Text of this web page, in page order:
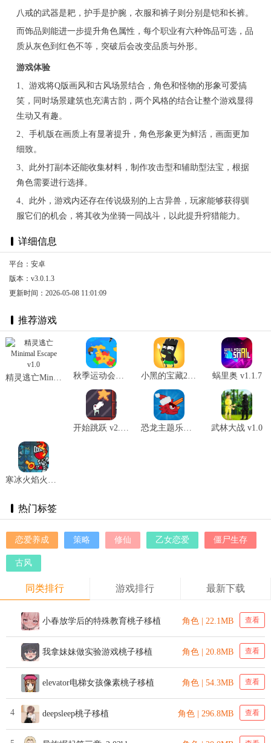
八戒的武器是耙，护手是护腕，衣服和裤子则分别是铠和长裤。
而饰品则能进一步提升角色属性，每个职业有六种饰品可选，品
质从灰色到红色不等，突破后会改变品质与外形。
游戏体验
1、游戏将Q版画风和古风场景结合，角色和怪物的形象可爱搞
笑，同时场景建筑也充满古韵，两个风格的结合让整个游戏显得
生动又有趣。
2、手机版在画质上有显著提升，角色形象更为鲜活，画面更加
细致。
3、此外打副本还能收集材料，制作攻击型和辅助型法宝，根据
角色需要进行选择。
4、此外，游戏内还存在传说级别的上古异兽，玩家能够获得驯
服它们的机会，将其收为坐骑一同战斗，以此提升狩猎能力。
详细信息
平台：安卓
版本：v3.0.1.3
更新时间：2026-05-08 11:01:09
推荐游戏
蜗里奥 v1.1.7
恐龙主题乐园 v0.1.023 武林大战 v1.0
热门标签
恋爱养成 策略 修仙 乙女恋爱 僵尸生存
古风
同类排行 游戏排行 最新下载
小春放学后的特殊教育桃子移植 角色 | 22.1MB 查看
我拿妹妹做实验游戏桃子移植 角色 | 20.8MB 查看
elevator电梯女孩像素桃子移植 角色 | 54.3MB 查看
4 deepsleep桃子移植 角色 | 296.8MB 查看